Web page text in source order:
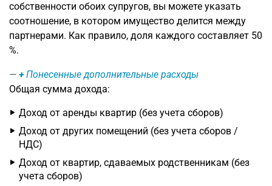
собственности обоих супругов, вы можете указать
соотношение, в котором имущество делится между
партнерами. Как правило, доля каждого составляет 50
%.
+Понесенные дополнительные расходы
Общая сумма дохода:
Доход от аренды квартир (без учета сборов)
Доход от других помещений (без учета сборов /
НДС)
Доход от квартир, сдаваемых родственникам (без
учета сборов)